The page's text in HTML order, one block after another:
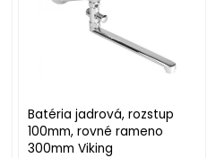
Batéria jadrová, rozstup
100mm, rovné rameno
300mm Viking